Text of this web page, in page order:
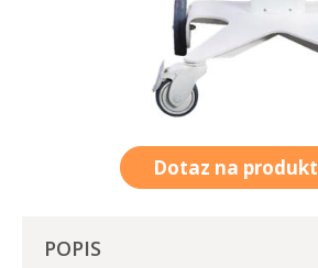
Dotaz na produkt
POPIS